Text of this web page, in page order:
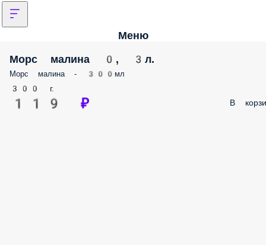
Меню
Морс малина 0, 3л.
Морс малина - 300мл
300 г.
119 ₽ В